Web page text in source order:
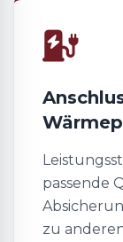
passende
zu